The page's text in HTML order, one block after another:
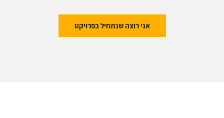
אני רוצה שנתחיל בפרויקט